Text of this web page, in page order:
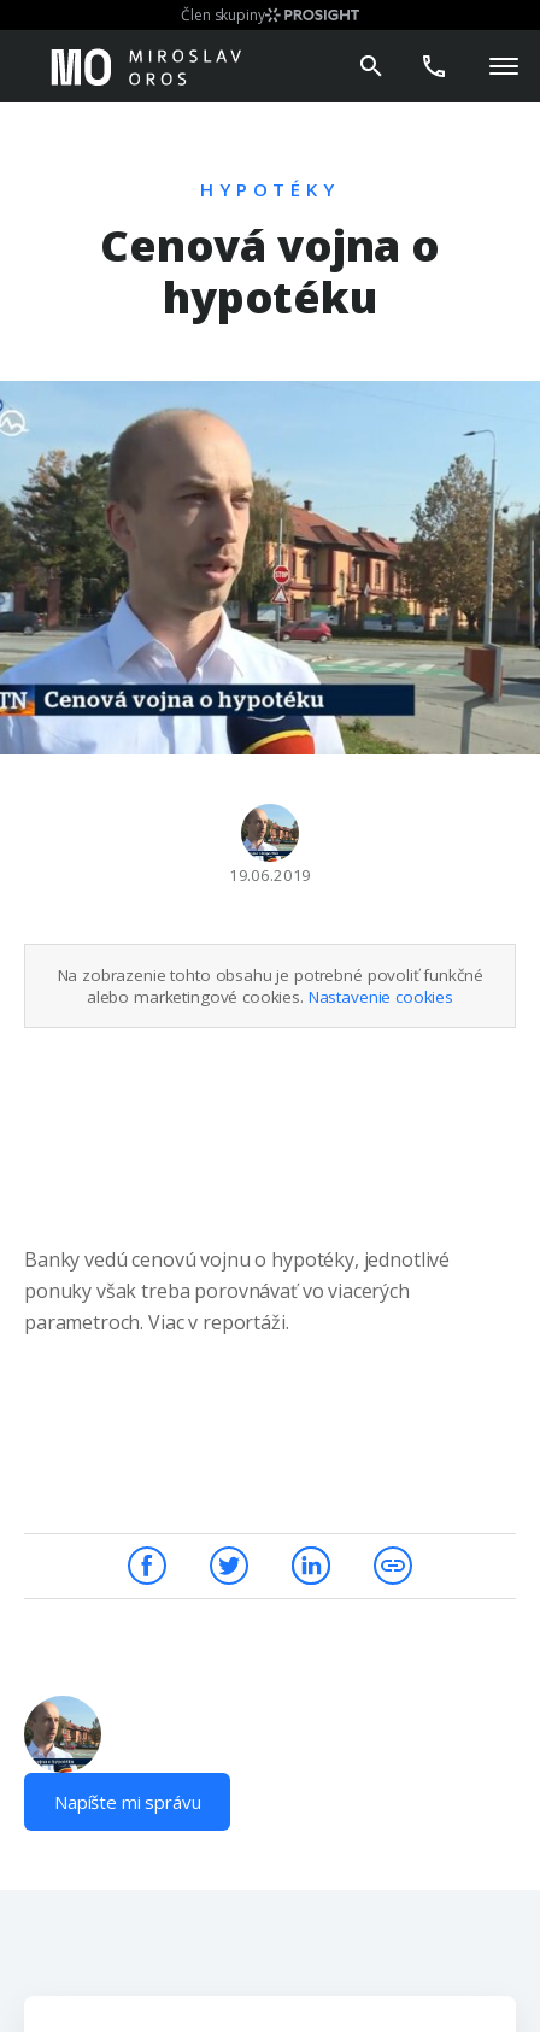
Člen skupiny
HYPOTÉKY
Cenová vojna o
hypotéku
19.06.2019
Na zobrazenie tohto obsahu je potrebné povoliť funkčné
alebo marketingové cookies. Nastavenie cookies
Banky vedú cenovú vojnu o hypotéky, jednotlivé
ponuky však treba porovnávať vo viacerých
parametroch. Viac v reportáži.
Napíšte mi správu